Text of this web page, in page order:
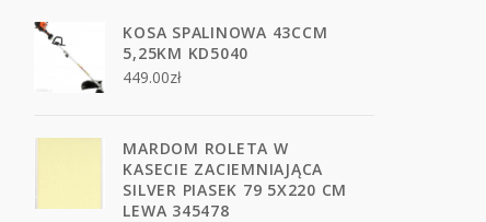
KOSA SPALINOWA 43CCM
5,25KM KD5040
449.00zł
MARDOM ROLETA W
KASECIE ZACIEMNIAJĄCA
SILVER PIASEK 79 5X220 CM
LEWA 345478